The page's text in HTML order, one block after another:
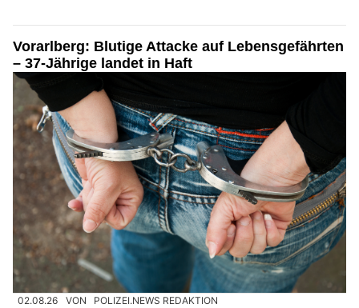
Vorarlberg: Blutige Attacke auf Lebensgefährten
– 37-Jährige landet in Haft
02.08.26 VON POLIZEI.NEWS REDAKTION